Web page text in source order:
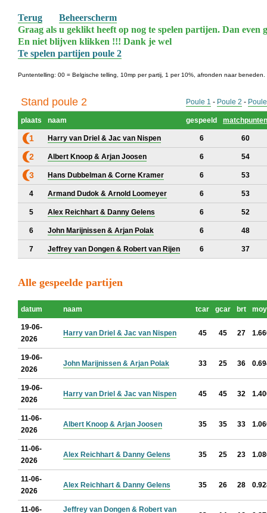
Terug
Beheerscherm
Graag als u geklikt heeft op nog te spelen partijen. Dan even
En niet blijven klikken !!! Dank je wel
Te spelen partijen poule 2
Puntentelling: 00 = Belgische telling, 10mp per partij, 1 per 10%, afronden naar beneden.
Stand poule 2 Poule 1 - Poule 2 -
plaats naam gespeeld matchpunten
1 Harry van Driel & Jac van Nispen 6 60
2 Albert Knoop & Arjan Joosen 6 54
3 Hans Dubbelman & Corne Kramer 6 53
4 Armand Dudok & Arnold Loomeyer 6 53
5 Alex Reichhart & Danny Gelens 6 52
6 John Marijnissen & Arjan Polak 6 48
7 Jeffrey van Dongen & Robert van Rijen 6 37
Alle gespeelde partijen
datum naam tcar gcar brt moy
19-06-
2026
Harry van Driel & Jac van Nispen 45 45 27
19-06-
2026
John Marijnissen & Arjan Polak 33 25 36
19-06-
2026
Harry van Driel & Jac van Nispen 45 45 32
11-06-
2026
Albert Knoop & Arjan Joosen 35 35 33
11-06-
2026
Alex Reichhart & Danny Gelens 35 25 23
11-06-
2026
Alex Reichhart & Danny Gelens 35 26 28
11-06-
Jeffrey van Dongen & Robert van